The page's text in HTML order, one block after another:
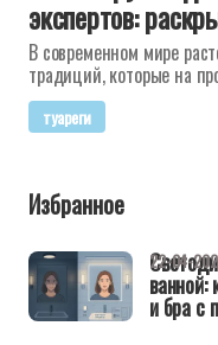
экспертов:
В современном мире
традиций, которые на
туареги
Избранное
ванной:
и бра с
22-04-